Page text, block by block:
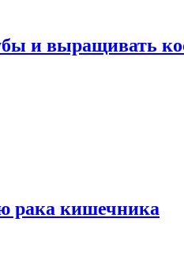
и выращивать
рака кишечника